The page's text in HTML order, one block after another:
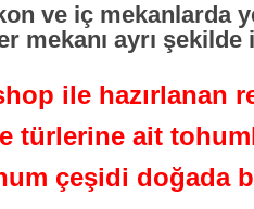
ve iç
mekanı ayrı
ile hazırlanan
türlerine ait
çeşidi